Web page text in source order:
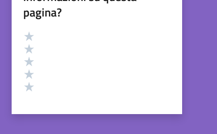
pagina?
Valutazione